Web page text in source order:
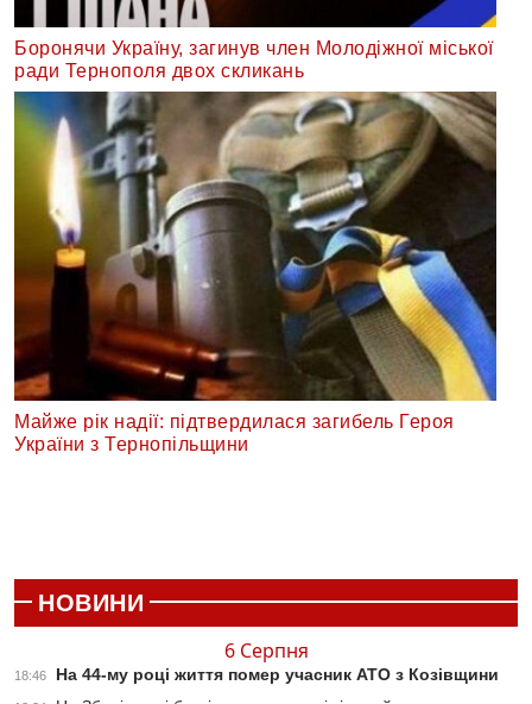
Боронячи Україну, загинув член Молодіжної міської
ради Тернополя двох скликань
Майже рік надії: підтвердилася загибель Героя
України з Тернопільщини
НОВИНИ
6 Серпня
18:46 На 44-му році життя помер учасник АТО з Козівщини